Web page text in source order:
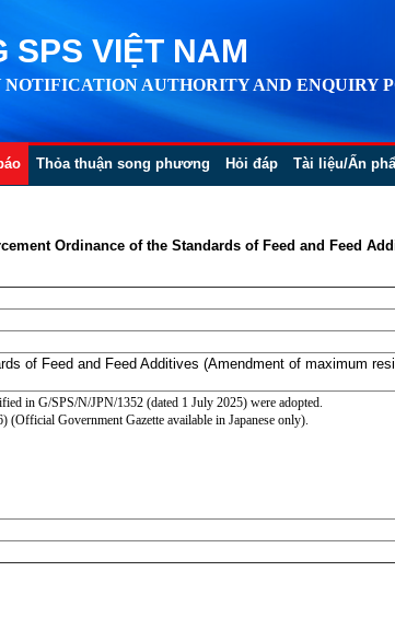
SPS VIỆT NAM
AUTHORITY AND ENQUIRY
Thỏa thuận song phương Hỏi đáp Tài liệu/Ấn
Ordinance of the Standards of Feed and Feed
of Feed and Feed Additives (Amendment of maximum
in G/SPS/N/JPN/1352 (dated 1 July 2025) were adopted.
Government Gazette available in Japanese only).